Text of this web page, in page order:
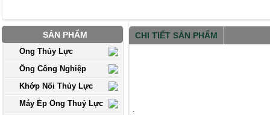
SẢN PHẨM
Ống Thủy Lực
Ống Công Nghiệp
Khớp Nối Thủy Lực
Máy Ép Ống Thuỷ Lực
CHI TIẾT SẢN PHẨM
.